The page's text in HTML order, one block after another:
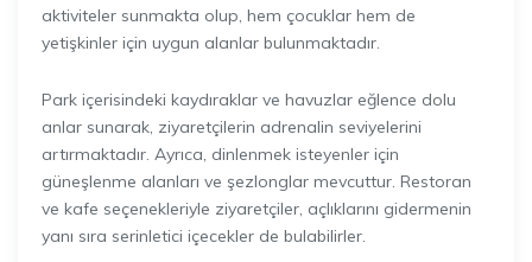
aktiviteler sunmakta olup, hem çocuklar hem de
yetişkinler için uygun alanlar bulunmaktadır.
Park içerisindeki kaydıraklar ve havuzlar eğlence dolu
anlar sunarak, ziyaretçilerin adrenalin seviyelerini
artırmaktadır. Ayrıca, dinlenmek isteyenler için
güneşlenme alanları ve şezlonglar mevcuttur. Restoran
ve kafe seçenekleriyle ziyaretçiler, açlıklarını gidermenin
yanı sıra serinletici içecekler de bulabilirler.